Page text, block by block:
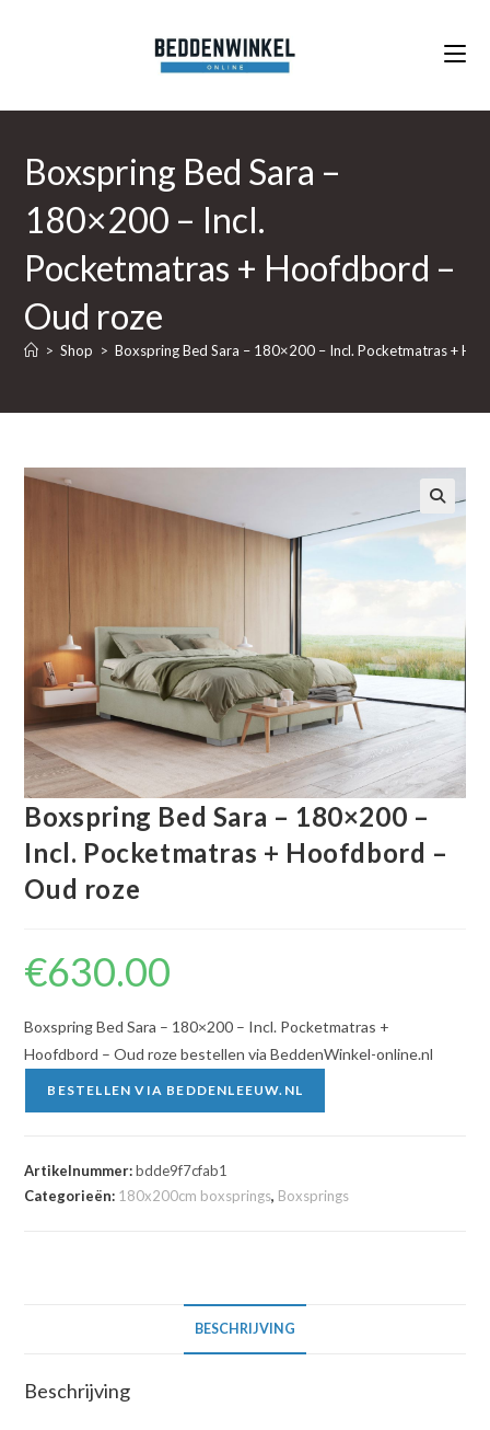
Boxspring Bed Sara –
180×200 – Incl.
Pocketmatras + Hoofdbord –
Oud roze
> Shop > Boxspring Bed Sara – 180×200 – Incl. Pocketmatras +
🔍
Boxspring Bed Sara – 180×200 –
Incl. Pocketmatras + Hoofdbord –
Oud roze
€630.00
Boxspring Bed Sara – 180×200 – Incl. Pocketmatras +
Hoofdbord – Oud roze bestellen via BeddenWinkel-online.nl
BESTELLEN VIA BEDDENLEEUW.NL
Artikelnummer:bdde9f7cfab1
Categorieën: 180x200cm boxsprings, Boxsprings
BESCHRIJVING
Beschrijving